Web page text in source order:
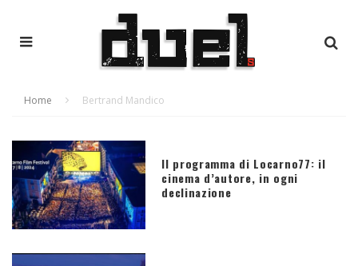
Home Bertrand Mandico
Il programma di Locarno77: il
cinema d’autore, in ogni
declinazione